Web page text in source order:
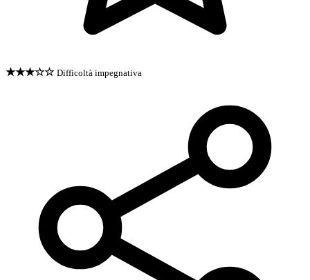
★★★☆☆ Difficoltà impegnativa